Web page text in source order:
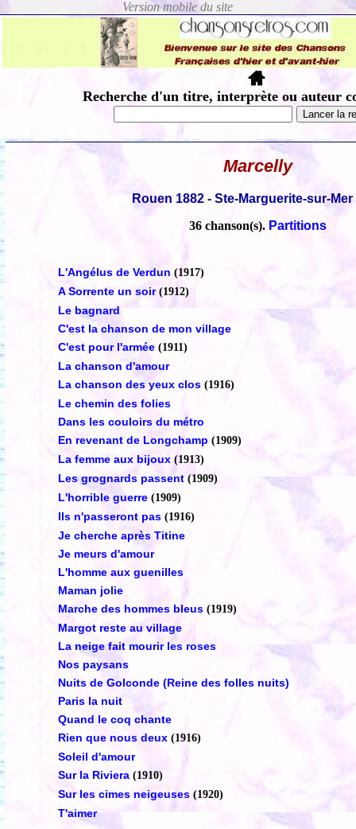
Recherche d'un titre, interprète ou auteur
Marcelly
Rouen 1882 - Ste-Marguerite-sur-Mer
36 chanson(s). Partitions
L'Angélus de Verdun (1917)
A Sorrente un soir (1912)
Le bagnard
C'est la chanson de mon village
C'est pour l'armée (1911)
La chanson d'amour
La chanson des yeux clos (1916)
Le chemin des folies
Dans les couloirs du métro
En revenant de Longchamp (1909)
La femme aux bijoux (1913)
Les grognards passent (1909)
L'horrible guerre (1909)
Ils n'passeront pas (1916)
Je cherche après Titine
Je meurs d'amour
L'homme aux guenilles
Maman jolie
Marche des hommes bleus (1919)
Margot reste au village
La neige fait mourir les roses
Nos paysans
Nuits de Golconde (Reine des folles nuits)
Paris la nuit
Quand le coq chante
Rien que nous deux (1916)
Soleil d'amour
Sur la Riviera (1910)
Sur les cimes neigeuses (1920)
T'aimer